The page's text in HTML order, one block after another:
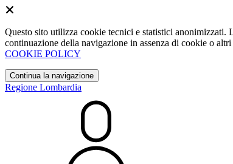
Questo sito utilizza cookie tecnici e statistici anonimizzati.
continuazione della navigazione in assenza di cookie o
COOKIE POLICY
Continua la navigazione
Regione Lombardia